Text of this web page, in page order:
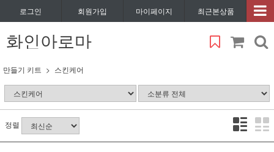
로그인 회원가입 마이페이지 최근본상품
화인아로마
만들기 키트 스킨케어
정렬